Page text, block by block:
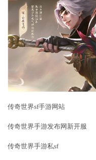
传奇世界sf手游网站
传奇世界手游发布网新开服
传奇世界手游私sf